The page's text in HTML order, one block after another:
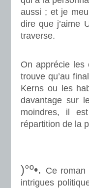
aussi ; et je
dire que j’aime
traverse.
On apprécie les
trouve qu’au
Kerns ou les
davantage sur
moindres, il
répartition de la
)°º•. Ce roman
intrigues